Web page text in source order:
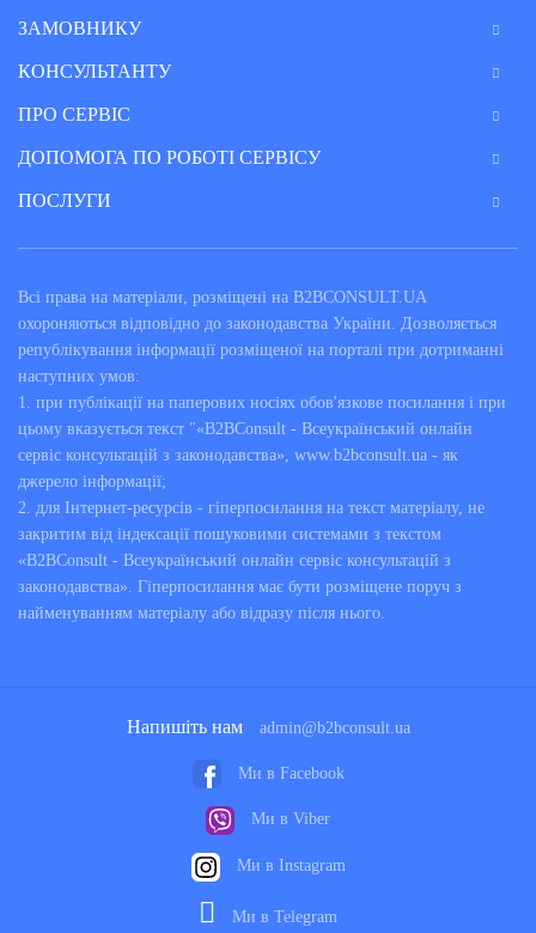
ЗАМОВНИКУ
КОНСУЛЬТАНТУ
ПРО СЕРВІС
ДОПОМОГА ПО РОБОТІ СЕРВІСУ
ПОСЛУГИ
Всі права на матеріали, розміщені на B2BCONSULT.UA
охороняються відповідно до законодавства України. Дозволяється
републікування інформації розміщеної на порталі при дотриманні
наступних умов:
1. при публікації на паперових носіях обов'язкове посилання і при
цьому вказується текст "«B2BConsult - Всеукраїнський онлайн
сервіс консультацій з законодавства», www.b2bconsult.ua - як
джерело інформації;
2. для Інтернет-ресурсів - гіперпосилання на текст матеріалу, не
закритим від індексації пошуковими системами з текстом
«B2BConsult - Всеукраїнський онлайн сервіс консультацій з
законодавства». Гіперпосилання має бути розміщене поруч з
найменуванням матеріалу або відразу після нього.
Напишіть нам admin@b2bconsult.ua
Ми в Facebook
Ми в Viber
Ми в Instagram
Ми в Telegram